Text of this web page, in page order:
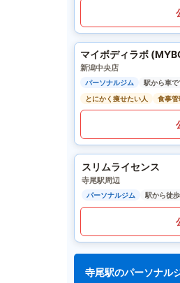
マイボディラボ
新潟中央店
パーソナルジム
駅から車で
とにかく痩せたい人
食事管
スリムライセンス
寺尾駅周辺
パーソナルジム 駅から徒
寺尾駅のパーソナル